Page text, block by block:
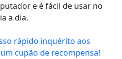
e é fácil de usar no
a dia.
rápido inquérito aos
cupão de recompensa!